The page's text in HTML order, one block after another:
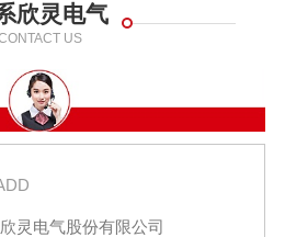
欣灵电气
US
灵电气股份有限公司